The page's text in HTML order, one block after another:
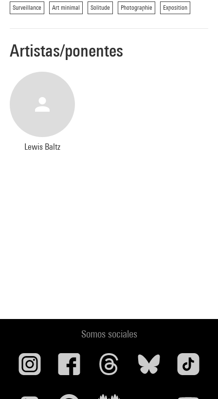
Surveillance Art minimal Solitude Photographie Exposition
Artistas/ponentes
Lewis Baltz
Somos sociales